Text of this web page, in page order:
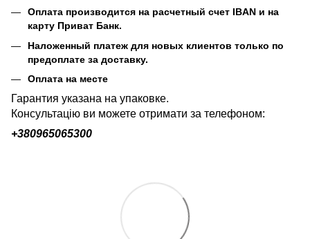
Оплата производится на расчетный счет IBAN и на
карту Приват Банк.
Наложенный платеж для новых клиентов только по
предоплате за доставку.
Оплата на месте
Гарантия указана на упаковке.
Консультацію ви можете отримати за телефоном:
+380965065300